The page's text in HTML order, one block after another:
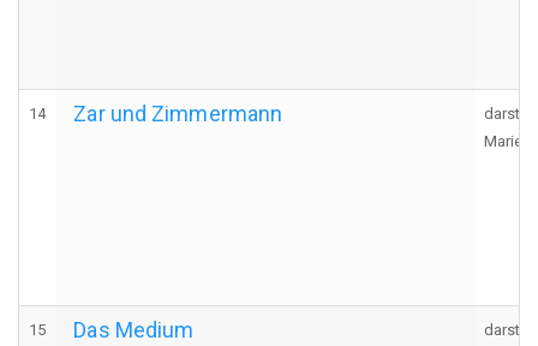
14 Zar und Zimmermann
Marie,
15 Das Medium